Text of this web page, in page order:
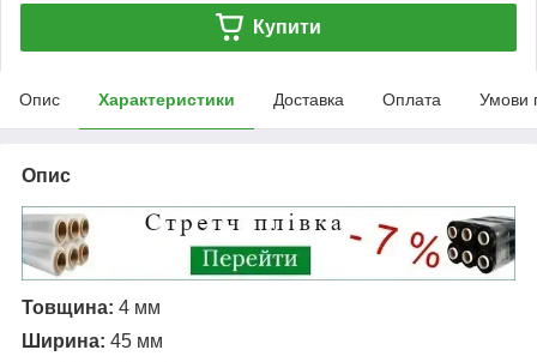
Купити
Опис Характеристики Доставка Оплата Умови
Опис
Товщина: 4 мм
Ширина: 45 мм